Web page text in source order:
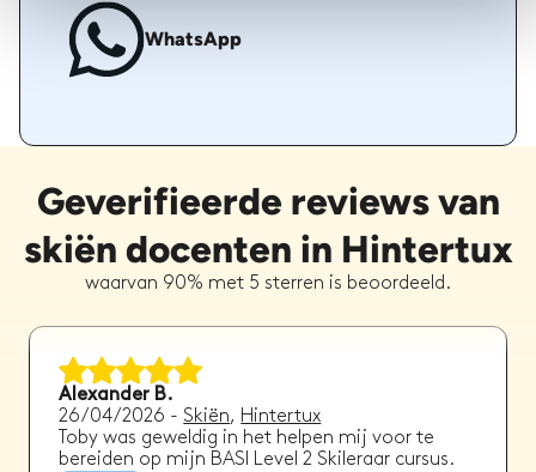
WhatsApp
Geverifieerde reviews van
skiën docenten in Hintertux
waarvan 90% met 5 sterren is beoordeeld.
Alexander B.
26/04/2026 -Skiën, Hintertux
Toby was geweldig in het helpen mij voor te
bereiden op mijn BASI Level 2 Skileraar cursus.